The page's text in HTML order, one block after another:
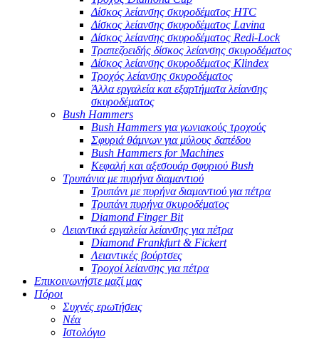
Δίσκος λείανσης σκυροδέματος HTC
Δίσκος λείανσης σκυροδέματος Lavina
Δίσκος λείανσης σκυροδέματος Redi-Lock
Τραπεζοειδής δίσκος λείανσης σκυροδέματος
Δίσκος λείανσης σκυροδέματος Klindex
Τροχός λείανσης σκυροδέματος
Άλλα εργαλεία και εξαρτήματα λείανσης
σκυροδέματος
Bush Hammers
Bush Hammers για γωνιακούς τροχούς
Σφυριά θάμνων για μύλους δαπέδου
Bush Hammers for Machines
Κεφαλή και αξεσουάρ σφυριού Bush
Τρυπάνια με πυρήνα διαμαντιού
Τρυπάνι με πυρήνα διαμαντιού για πέτρα
Τρυπάνι πυρήνα σκυροδέματος
Diamond Finger Bit
Λειαντικά εργαλεία λείανσης για πέτρα
Diamond Frankfurt & Fickert
Λειαντικές βούρτσες
Τροχοί λείανσης για πέτρα
Επικοινωνήστε μαζί μας
Πόροι
Συχνές ερωτήσεις
Νέα
Ιστολόγιο